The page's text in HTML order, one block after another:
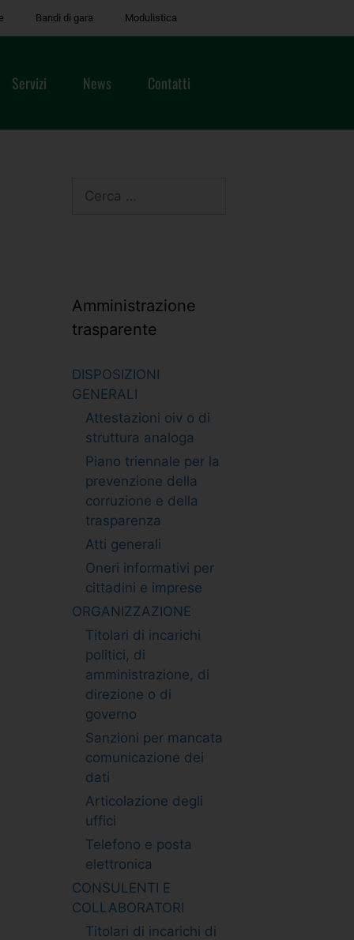
Bandi di gara Modulistica
Servizi News Contatti
Amministrazione
trasparente
DISPOSIZIONI
GENERALI
Attestazioni oiv o di
struttura analoga
Piano triennale per la
prevenzione della
corruzione e della
trasparenza
Atti generali
Oneri informativi per
cittadini e imprese
ORGANIZZAZIONE
Titolari di incarichi
politici, di
amministrazione, di
direzione o di
governo
Sanzioni per mancata
comunicazione dei
dati
Articolazione degli
uffici
Telefono e posta
elettronica
CONSULENTI E
COLLABORATORI
Titolari di incarichi di